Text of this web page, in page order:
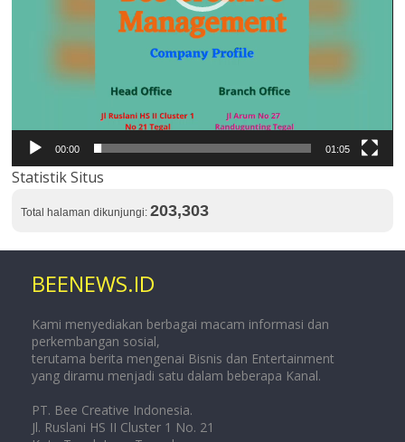
00:00 01:05
Statistik Situs
Total halaman dikunjungi:203,303
BEENEWS.ID
Kami menyediakan berbagai macam informasi dan
perkembangan sosial,
terutama berita mengenai Bisnis dan Entertainment
yang diramu menjadi satu dalam beberapa Kanal.
PT. Bee Creative Indonesia.
Jl. Ruslani HS II Cluster 1 No. 21